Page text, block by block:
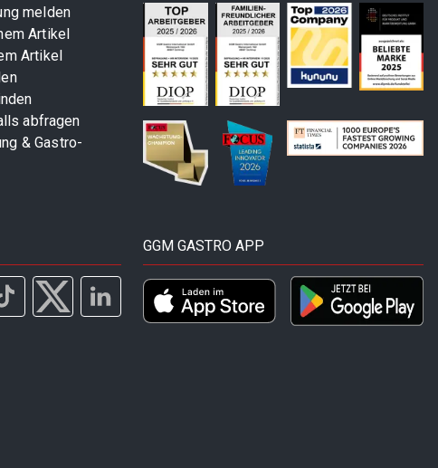
melden
Artikel
Artikel
abfragen
& Gastro-
GGM GASTRO APP